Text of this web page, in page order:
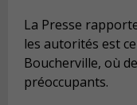
La Presse
les autorités est
Boucherville, où
préoccupants.